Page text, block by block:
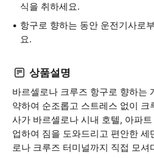
식을 취하세요.
항구로 향하는 동안 운전기사로
요.
상품설명
바르셀로나 크루즈 항구로 향하는
약하여 순조롭고 스트레스 없이 크
사가 바르셀로나 시내 호텔, 아파
업하여 짐을 도와드리고 편안한 세
로나 크루즈 터미널까지 직접 모셔